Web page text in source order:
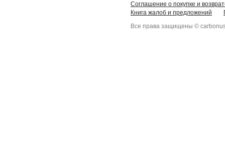
Соглашение о покупке и
Книга жалоб и предложений
Все права защищены ©